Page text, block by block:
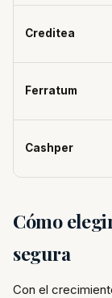
Creditea
Ferratum
Cashper
Cómo
segura
Con el